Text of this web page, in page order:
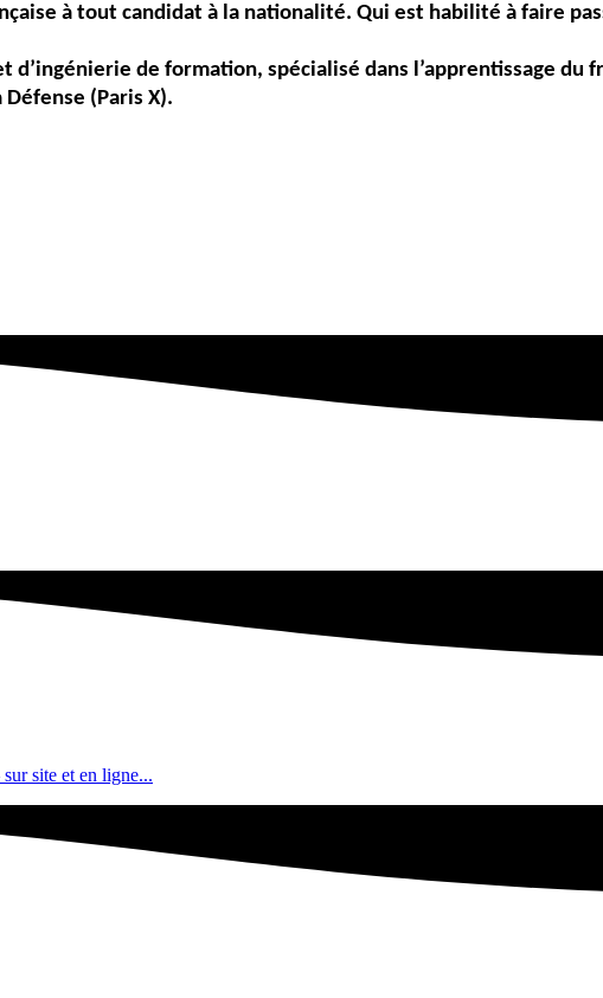
à tout candidat à la nationalité. Qui est habilité à faire
d’ingénierie de formation, spécialisé dans l’apprentissage du
(Paris X).
site et en ligne...